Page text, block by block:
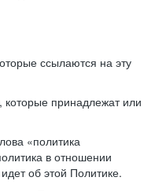
ссылаются на эту
которые принадлежат или
«политика
в отношении
об этой Политике.